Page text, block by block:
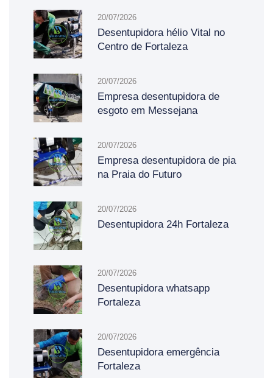
20/07/2026
Desentupidora hélio Vital no
Centro de Fortaleza
20/07/2026
Empresa desentupidora de
esgoto em Messejana
20/07/2026
Empresa desentupidora de pia
na Praia do Futuro
20/07/2026
Desentupidora 24h Fortaleza
20/07/2026
Desentupidora whatsapp
Fortaleza
20/07/2026
Desentupidora emergência
Fortaleza